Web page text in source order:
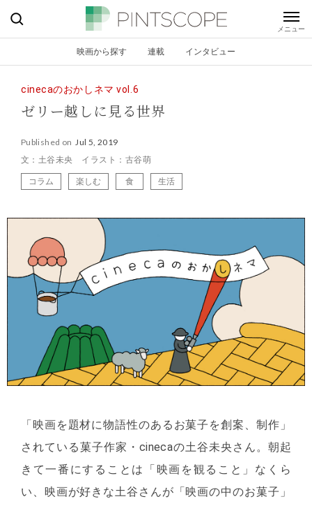
映画から探す 連載 インタビュー
cinecaのおかしネマ vol.6
ゼリー越しに見る世界
Published on Jul 5, 2019
文：土谷未央 イラスト：古谷萌
コラム 楽しむ 食 生活
「映画を題材に物語性のあるお菓子を創案、制作」
されている菓子作家・cinecaの土谷未央さん。朝起
きて一番にすることは「映画を観ること」なくら
い、映画が好きな土谷さんが「映画の中のお菓子」